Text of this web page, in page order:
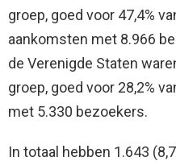
groep, goed voor 47,4%
aankomsten met 8.966
de Verenigde Staten
groep, goed voor 28,2%
met 5.330 bezoekers.
In totaal hebben 1.643